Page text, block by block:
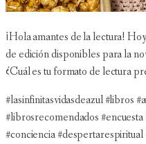
¡Hola amantes de la lectura!
de edición disponibles para la
¿Cuál es tu formato de lectura
#lasinfinitasvidasdeazul #libros
#librosrecomendados
#conciencia